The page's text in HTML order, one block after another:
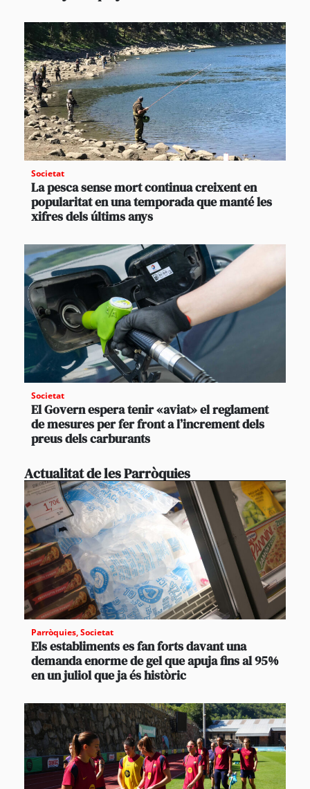
Societat
La pesca sense mort continua creixent en
popularitat en una temporada que manté les
xifres dels últims anys
Societat
El Govern espera tenir «aviat» el reglament
de mesures per fer front a l’increment dels
preus dels carburants
Actualitat de les Parròquies
Parròquies,Societat
Els establiments es fan forts davant una
demanda enorme de gel que apuja fins al 95%
en un juliol que ja és històric